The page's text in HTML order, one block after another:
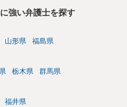
強い弁護士を探す
山形県 福島県
栃木県 群馬県
福井県